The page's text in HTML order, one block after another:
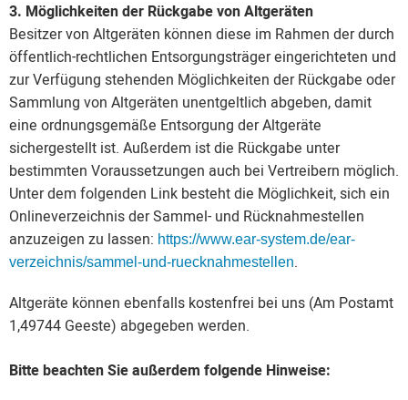
3. Möglichkeiten der Rückgabe von Altgeräten
Besitzer von Altgeräten können diese im Rahmen der durch
öffentlich-rechtlichen Entsorgungsträger eingerichteten und
zur Verfügung stehenden Möglichkeiten der Rückgabe oder
Sammlung von Altgeräten unentgeltlich abgeben, damit
eine ordnungsgemäße Entsorgung der Altgeräte
sichergestellt ist. Außerdem ist die Rückgabe unter
bestimmten Voraussetzungen auch bei Vertreibern möglich.
Unter dem folgenden Link besteht die Möglichkeit, sich ein
Onlineverzeichnis der Sammel- und Rücknahmestellen
anzuzeigen zu lassen: https://www.ear-system.de/ear-
verzeichnis/sammel-und-ruecknahmestellen.
Altgeräte können ebenfalls kostenfrei bei uns (Am Postamt
1,49744 Geeste) abgegeben werden.
Bitte beachten Sie außerdem folgende Hinweise: